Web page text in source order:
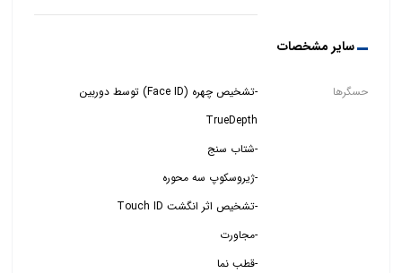
سایر مشخصات
حسگرها
-تشخیص چهره (Face ID) توسط دوربین
-قطب نما